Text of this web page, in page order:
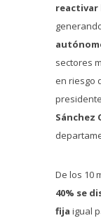
reactivar
sectores
en riesgo
Sánchez
De los 10
40% se
fija igual